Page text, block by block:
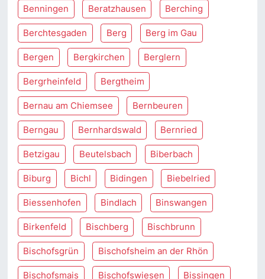
Benningen Beratzhausen Berching
Berchtesgaden Berg Berg im Gau
Bergen Bergkirchen Berglern
Bergrheinfeld Bergtheim
Bernau am Chiemsee Bernbeuren
Berngau Bernhardswald Bernried
Betzigau Beutelsbach Biberbach
Biburg Bichl Bidingen Biebelried
Biessenhofen Bindlach Binswangen
Birkenfeld Bischberg Bischbrunn
Bischofsgrün Bischofsheim an der Rhön
Bischofsmais Bischofswiesen Bissingen